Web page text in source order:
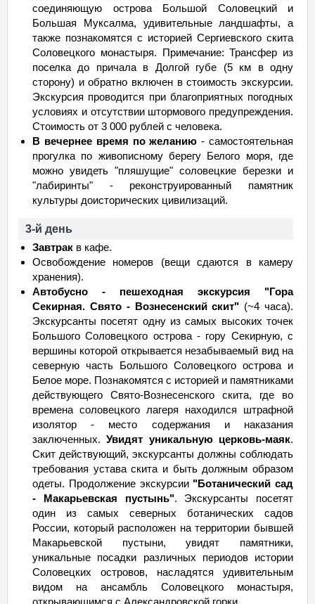
соединяющую острова Большой Соловецкий и
Большая Муксалма, удивительные ландшафты, а
также познакомятся с историей Сергиевского скита
Соловецкого монастыря. Примечание: Трансфер из
поселка до причала в Долгой губе (5 км в одну
сторону) и обратно включен в стоимость экскурсии.
Экскурсия проводится при благоприятных погодных
условиях и отсутствии штормового предупреждения.
Стоимость от 3 000 рублей с человека.
В вечернее время по желанию - самостоятельная
прогулка по живописному берегу Белого моря, где
можно увидеть "пляшущие" соловецкие березки и
"лабиринты" - реконструированный памятник
культуры доисторических цивилизаций.
3-й день
Завтрак в кафе.
Освобождение номеров (вещи сдаются в камеру
хранения).
Автобусно - пешеходная экскурсия "Гора
Секирная. Свято - Вознесенский скит" (~4 часа).
Экскурсанты посетят одну из самых высоких точек
Большого Соловецкого острова - гору Секирную, с
вершины которой открывается незабываемый вид на
северную часть Большого Соловецкого острова и
Белое море. Познакомятся с историей и памятниками
действующего Свято-Вознесенского скита, где во
времена соловецкого лагеря находился штрафной
изолятор - место содержания и наказания
заключенных.Увидят уникальную церковь-маяк.
Скит действующий, экскурсанты должны соблюдать
требования устава скита и быть должным образом
одеты. Продолжение экскурсии "Ботанический сад
- Макарьевская пустынь". Экскурсанты посетят
один из самых северных ботанических садов
России, который расположен на территории бывшей
Макарьевской пустыни, увидят памятники,
уникальные посадки различных периодов истории
Соловецких островов, насладятся удивительным
видом на ансамбль Соловецкого монастыря,
открывающимся с Александровской горки.